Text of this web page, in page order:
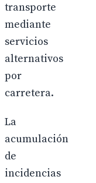
transporte
mediante
servicios
alternativos
por
carretera.
La
acumulación
de
incidencias